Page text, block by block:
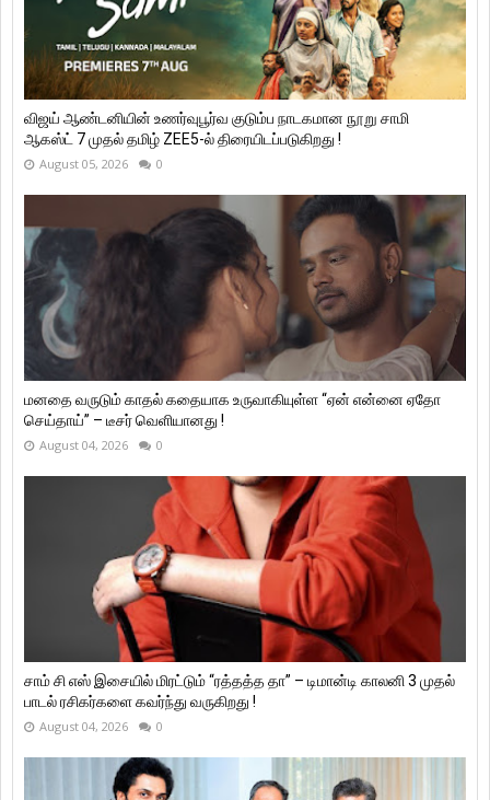
விஜய் ஆண்டனியின் உணர்வுபூர்வ குடும்ப நாடகமான நூறு சாமி
ஆகஸ்ட் 7 முதல் தமிழ் ZEE5-ல் திரையிடப்படுகிறது !
August 05, 2026 0
மனதை வருடும் காதல் கதையாக உருவாகியுள்ள “ஏன் என்னை ஏதோ
செய்தாய்” – டீசர் வெளியானது !
August 04, 2026 0
சாம் சி எஸ் இசையில் மிரட்டும் “ரத்தத்த தா” – டிமான்டி காலனி 3 முதல்
பாடல் ரசிகர்களை கவர்ந்து வருகிறது !
August 04, 2026 0